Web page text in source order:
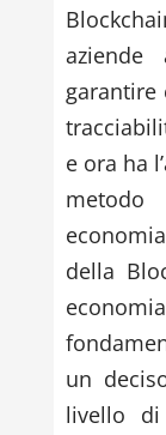
garantire
e ora ha
metodo
della
un
livello